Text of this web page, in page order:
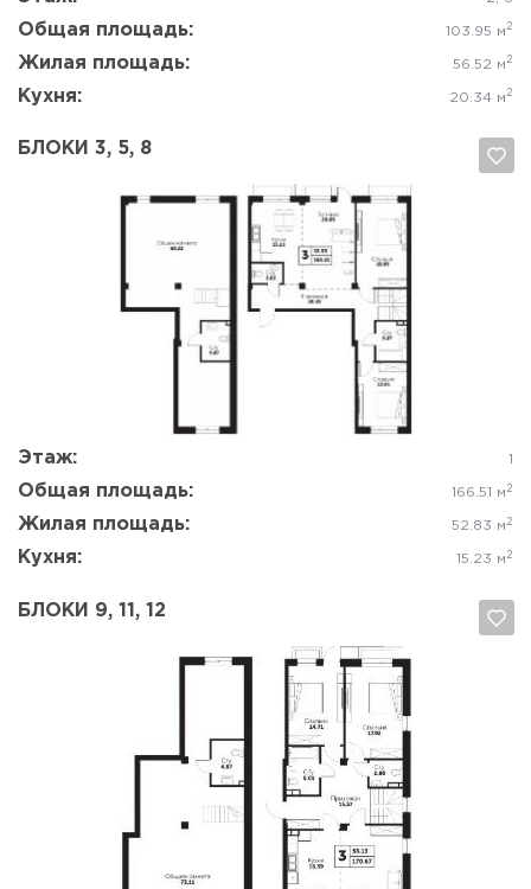
Общая площадь: 103.95 м 2
Жилая площадь: 56.52 м 2
Кухня: 20.34 м 2
БЛОКИ 3, 5, 8
Этаж: 1
Общая площадь: 166.51 м 2
Жилая площадь: 52.83 м 2
Кухня: 15.23 м 2
Да, удалить
БЛОКИ 9, 11, 12
Отмена